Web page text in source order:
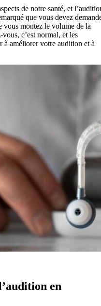
de notre santé, et
que vous devez
vous montez le volume de la
c’est normal, et les
à améliorer votre audition et à
en